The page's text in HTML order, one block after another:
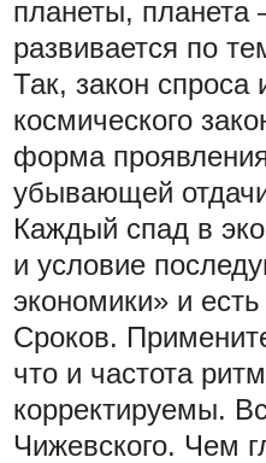
планеты, планета
развивается по
Так, закон
космического
форма
убывающей
Каждый спад в
и условие
экономики» и
Сроков.
что и частота
корректируемы.
Чижевского. Чем